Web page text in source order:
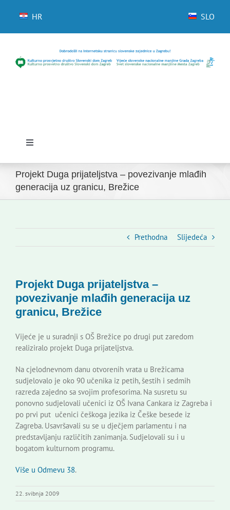
HR SLO
Toggle
Početna
Novosti
Kontakti
Novi odmev – naše glasilo
Izdavaštvo
Korisne informacije
Projekt Duga prijateljstva – povezivanje mlađih
generacija uz granicu, Brežice
Prethodna Slijedeća
Projekt Duga prijateljstva –
povezivanje mlađih generacija uz
granicu, Brežice
Vijeće je u suradnji s OŠ Brežice po drugi put zaredom
realiziralo projekt Duga prijateljstva.
Na cjelodnevnom danu otvorenih vrata u Brežicama
sudjelovalo je oko 90 učenika iz petih, šestih i sedmih
razreda zajedno sa svojim profesorima. Na susretu su
ponovno sudjelovali učenici iz OŠ Ivana Cankara iz Zagreba i
po prvi put učenici češkoga jezika iz Češke besede iz
Zagreba. Usavršavali su se u dječjem parlamentu i na
predstavljanju različitih zanimanja. Sudjelovali su i u
bogatom kulturnom programu.
Više u Odmevu 38.
22. svibnja 2009